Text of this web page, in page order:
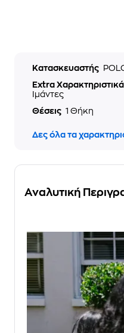
Κατασκευαστής
Extra Χαρακτηριστικά
Ιμάντες
Θέσεις 1 Θήκη
Δες όλα τα
Αναλυτική